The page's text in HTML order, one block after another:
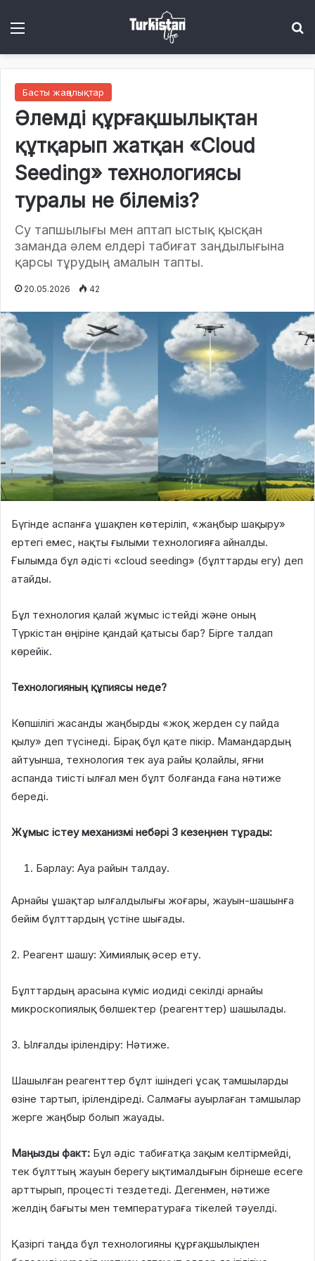
Басты жаңалықтар
Әлемді құрғақшылықтан
құтқарып жатқан «Cloud
Seeding» технологиясы
туралы не білеміз?
Су тапшылығы мен аптап ыстық қысқан
заманда әлем елдері табиғат заңдылығына
қарсы тұрудың амалын тапты.
20.05.2026 42
Бүгінде аспанға ұшақпен көтеріліп, «жаңбыр шақыру»
ертегі емес, нақты ғылыми технологияға айналды.
Ғылымда бұл әдісті «cloud seeding» (бұлттарды егу) деп
атайды.
Бұл технология қалай жұмыс істейді және оның
Түркістан өңіріне қандай қатысы бар? Бірге талдап
көрейік.
Технологияның құпиясы неде?
Көпшілігі жасанды жаңбырды «жоқ жерден су пайда
қылу» деп түсінеді. Бірақ бұл қате пікір. Мамандардың
айтуынша, технология тек ауа райы қолайлы, яғни
аспанда тиісті ылғал мен бұлт болғанда ғана нәтиже
береді.
Жұмыс істеу механизмі небәрі 3 кезеңнен тұрады:
Барлау: Ауа райын талдау.
Арнайы ұшақтар ылғалдылығы жоғары, жауын-шашынға
бейім бұлттардың үстіне шығады.
2. Реагент шашу: Химиялық әсер ету.
Бұлттардың арасына күміс иодиді секілді арнайы
микроскопиялық бөлшектер (реагенттер) шашылады.
3. Ылғалды ірілендіру: Нәтиже.
Шашылған реагенттер бұлт ішіндегі ұсақ тамшыларды
өзіне тартып, ірілендіреді. Салмағы ауырлаған тамшылар
жерге жаңбыр болып жауады.
Маңызды факт: Бұл әдіс табиғатқа зақым келтірмейді,
тек бұлттың жауын берегу ықтималдығын бірнеше есеге
арттырып, процесті тездетеді. Дегенмен, нәтиже
желдің бағыты мен температураға тікелей тәуелді.
Қазіргі таңда бұл технологияны құрғақшылықпен